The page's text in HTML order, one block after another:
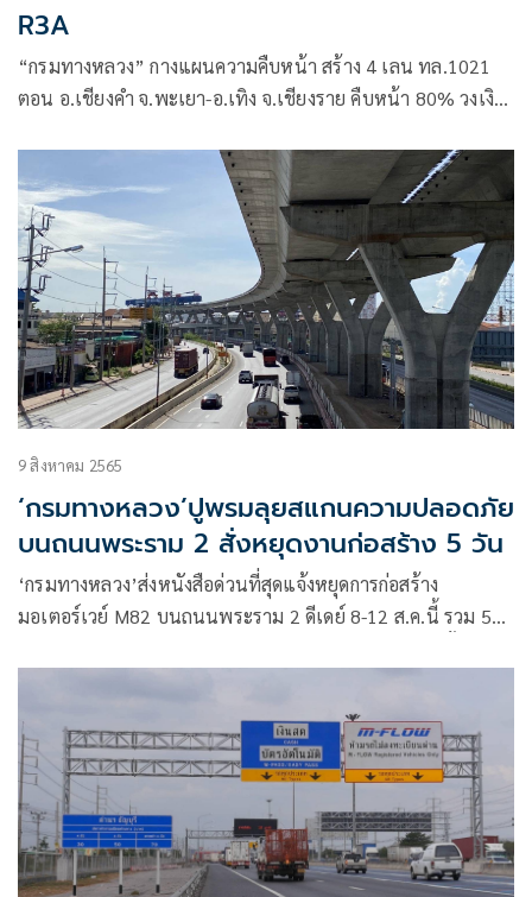
R3A
“กรมทางหลวง” กางแผนความคืบหน้า สร้าง 4 เลน ทล.1021
ตอน อ.เชียงคำ จ.พะเยา-อ.เทิง จ.เชียงราย คืบหน้า 80% วงเงิน
R3A เชื่อมคมนาคมประเทศลุ่มแม่น้ำโขง
9 สิงหาคม 2565
‘กรมทางหลวง’ปูพรมลุยสแกนความปลอดภัย
บนถนนพระราม 2 สั่งหยุดงานก่อสร้าง 5 วัน
‘กรมทางหลวง’ส่งหนังสือด่วนที่สุดแจ้งหยุดการก่อสร้าง
มอเตอร์เวย์ M82 บนถนนพระราม 2 ดีเดย์ 8-12 ส.ค.นี้ รวม 5
กระทบแผนงานโครงการฯ